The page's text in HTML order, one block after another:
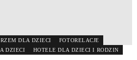
DLA DZIECI
FOTORELACJE
DZIECI
HOTELE DLA DZIECI I RODZIN